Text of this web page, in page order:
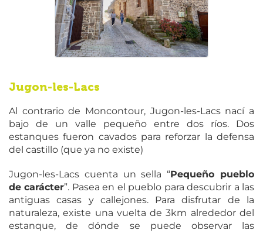
Jugon-les-Lacs
Al contrario de Moncontour, Jugon-les-Lacs nací a
bajo de un valle pequeño entre dos ríos. Dos
estanques fueron cavados para reforzar la defensa
del castillo (que ya no existe)
Jugon-les-Lacs cuenta un sella “Pequeño pueblo
de carácter”. Pasea en el pueblo para descubrir a las
antiguas casas y callejones. Para disfrutar de la
naturaleza, existe una vuelta de 3km alrededor del
estanque, de dónde se puede observar las